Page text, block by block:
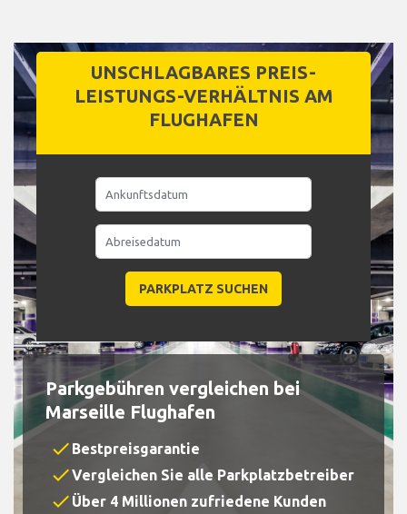
UNSCHLAGBARES PREIS-
LEISTUNGS-VERHÄLTNIS AM
FLUGHAFEN
Parkgebühren vergleichen bei
Marseille Flughafen
check Bestpreisgarantie
checkVergleichen Sie alle Parkplatzbetreiber
check Über 4 Millionen zufriedene Kunden